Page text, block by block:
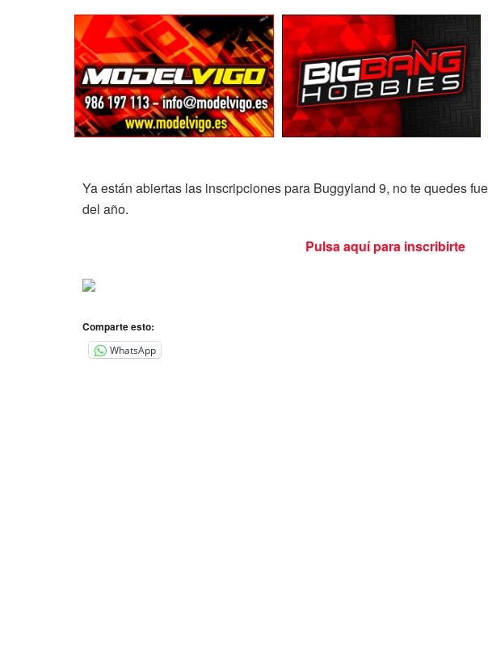
Ya están abiertas las inscripciones para Buggyland 9, no te quedes
del año.
Pulsa aquí para inscribirte
Comparte esto:
WhatsApp